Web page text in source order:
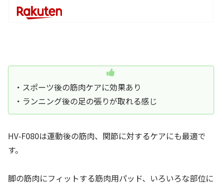
・スポーツ後の筋肉ケアに効果あり
・ランニング後の足の張りが取れる感じ
HV-F080は運動後の筋肉、関節に対するケアにも最適で
す。
脚の筋肉にフィットする筋肉用パッド、いろいろな部位に